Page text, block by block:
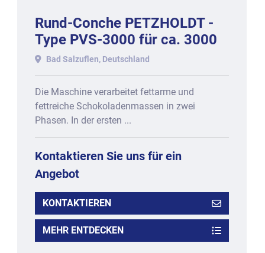
Rund-Conche PETZHOLDT -
Type PVS-3000 für ca. 3000
kg.Bad Salzuflen, Deutschland
Die Maschine verarbeitet fettarme und
fettreiche Schokoladenmassen in zwei
Phasen. In der ersten ...
Kontaktieren Sie uns für ein
Angebot
KONTAKTIEREN
MEHR ENTDECKEN